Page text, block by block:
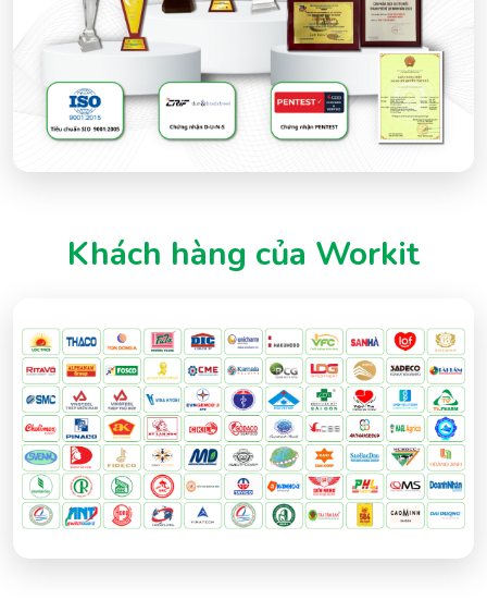
Khách hàng của Workit